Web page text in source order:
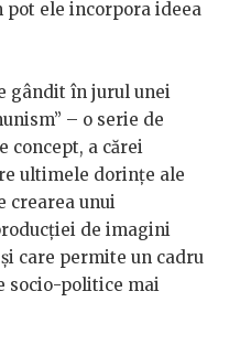
pot ele incorpora ideea
gândit în jurul unei
– o serie de
concept, a cărei
ultimele dorințe ale
crearea unui
de imagini
care permite un cadru
socio-politice mai